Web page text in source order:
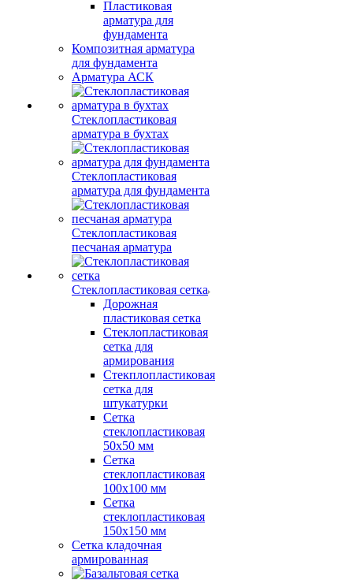
Пластиковая
арматура для
фундамента
Композитная арматура
для фундамента
Арматура АСК
Стеклопластиковая
арматура в бухтах
Стеклопластиковая
арматура для фундамента
Стеклопластиковая
песчаная арматура
Стеклопластиковая сетка
Дорожная
пластиковая сетка
Стеклопластиковая
сетка для
армирования
Стекплопластиковая
сетка для
штукатурки
Сетка
стеклопластиковая
50x50 мм
Сетка
стеклопластиковая
100x100 мм
Сетка
стеклопластиковая
150x150 мм
Сетка кладочная
армированная